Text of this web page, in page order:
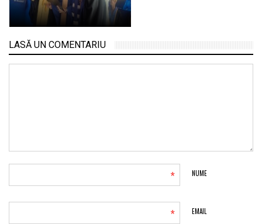
LASĂ UN COMENTARIU
NUME
*
EMAIL
*